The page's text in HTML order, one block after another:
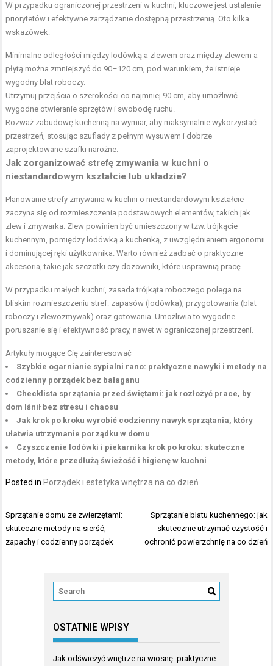
W przypadku ograniczonej przestrzeni w kuchni, kluczowe jest ustalenie
priorytetów i efektywne zarządzanie dostępną przestrzenią. Oto kilka
wskazówek:
Minimalne odległości między lodówką a zlewem oraz między zlewem a
płytą można zmniejszyć do 90–120 cm, pod warunkiem, że istnieje
wygodny blat roboczy.
Utrzymuj przejścia o szerokości co najmniej 90 cm, aby umożliwić
wygodne otwieranie sprzętów i swobodę ruchu.
Rozważ zabudowę kuchenną na wymiar, aby maksymalnie wykorzystać
przestrzeń, stosując szuflady z pełnym wysuwem i dobrze
zaprojektowane szafki narożne.
Jak zorganizować strefę zmywania w kuchni o
niestandardowym kształcie lub układzie?
Planowanie strefy zmywania w kuchni o niestandardowym kształcie
zaczyna się od rozmieszczenia podstawowych elementów, takich jak
zlew i zmywarka. Zlew powinien być umieszczony w tzw. trójkącie
kuchennym, pomiędzy lodówką a kuchenką, z uwzględnieniem ergonomii
i dominującej ręki użytkownika. Warto również zadbać o praktyczne
akcesoria, takie jak szczotki czy dozowniki, które usprawnią pracę.
W przypadku małych kuchni, zasada trójkąta roboczego polega na
bliskim rozmieszczeniu stref: zapasów (lodówka), przygotowania (blat
roboczy i zlewozmywak) oraz gotowania. Umożliwia to wygodne
poruszanie się i efektywność pracy, nawet w ograniczonej przestrzeni.
Artykuły mogące Cię zainteresować
Szybkie ogarnianie sypialni rano: praktyczne nawyki i metody na
codzienny porządek bez bałaganu
Checklista sprzątania przed świętami: jak rozłożyć prace, by
dom lśnił bez stresu i chaosu
Jak krok po kroku wyrobić codzienny nawyk sprzątania, który
ułatwia utrzymanie porządku w domu
Czyszczenie lodówki i piekarnika krok po kroku: skuteczne
metody, które przedłużą świeżość i higienę w kuchni
Posted in Porządek i estetyka wnętrza na co dzień
Nawigacja
wpisu
Sprzątanie domu ze zwierzętami:
skuteczne metody na sierść,
zapachy i codzienny porządek
Sprzątanie blatu kuchennego: jak
skutecznie utrzymać czystość i
ochronić powierzchnię na co dzień
OSTATNIE WPISY
Jak odświeżyć wnętrze na wiosnę: praktyczne